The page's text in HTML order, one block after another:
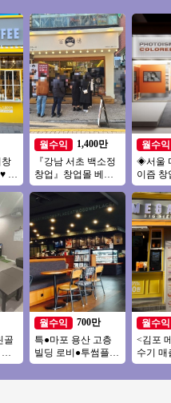
창
소
페
골
▶
○
월수익
1,400만
『강남 서초 백소정
창업』창업몰 베스
트추천『초보창업
소자본창업 여성창
업 커피창업』
월수익
700만
특●마포 용산 고층
빌딩 로비●투썸플레
이스 양도●주5일만
영업●주인없이 운영
월수익
◈서울
이즘
진관매
업/초보
창업/여
월수익
<김포
수기 매
규창업
수하세